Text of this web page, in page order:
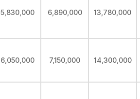
5,830,000 6,890,000 13,780,000
6,050,000 7,150,000 14,300,000